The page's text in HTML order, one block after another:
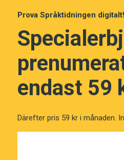
Press
här finns många trevliga
att botanisera
Prova Språktidningen digitalt!
endast 59
Därefter pris 59 kr i månaden.